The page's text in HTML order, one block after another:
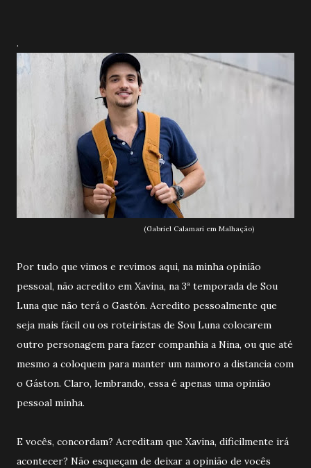
.
(Gabriel Calamari em Malhação)
Por tudo que vimos e revimos aqui, na minha opinião
pessoal, não acredito em Xavina, na 3ª temporada de Sou
Luna que não terá o Gastón. Acredito pessoalmente que
seja mais fácil ou os roteiristas de Sou Luna colocarem
outro personagem para fazer companhia a Nina, ou que até
mesmo a coloquem para manter um namoro a distancia com
o Gáston. Claro, lembrando, essa é apenas uma opinião
pessoal minha.
E vocês, concordam? Acreditam que Xavina, dificilmente irá
acontecer? Não esqueçam de deixar a opinião de vocês